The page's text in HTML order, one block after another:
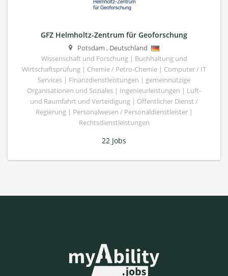
GFZ Helmholtz-Zentrum für Geoforschung
Potsdam , Deutschland
Wissenschaft und Forschung | Buchhaltung und
Wirtschaftsprüfung | Chemie / Petro-Chemie | Computer / IT
Services | Finanzdienstleistungen | gemeinnützige
Organisationen und Soziales | Ingenieurleistungen | Luft-
und Raumfahrt und Verteidigung | Öffentlicher Dienst /
Regierung | Personalwesen / Personaldienstleister |
Rechtsdienstleistungen
22 Jobs